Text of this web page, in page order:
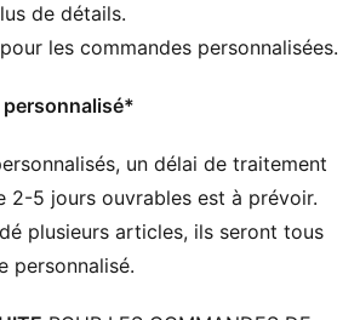
: Tricot
côtelés
des coutures
de PUMA sur les manches (7 cm)
de détails.
les commandes personnalisées.
un délai de traitement
2-5 jours ouvrables est à prévoir.
plusieurs articles, ils seront tous
personnalisé.